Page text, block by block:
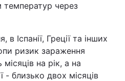
температур через
Іспанії, Греції та інших
ризик зараження
на рік, а на
- близько двох місяців